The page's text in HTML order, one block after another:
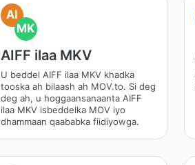
AI
MK
AIFF ilaa MKV
U beddel AIFF ilaa MKV khadka
tooska ah bilaash ah MOV.to. Si deg
deg ah, u hoggaansanaanta AIFF
ilaa MKV isbeddelka MOV iyo
dhammaan qaababka fiidiyowga.